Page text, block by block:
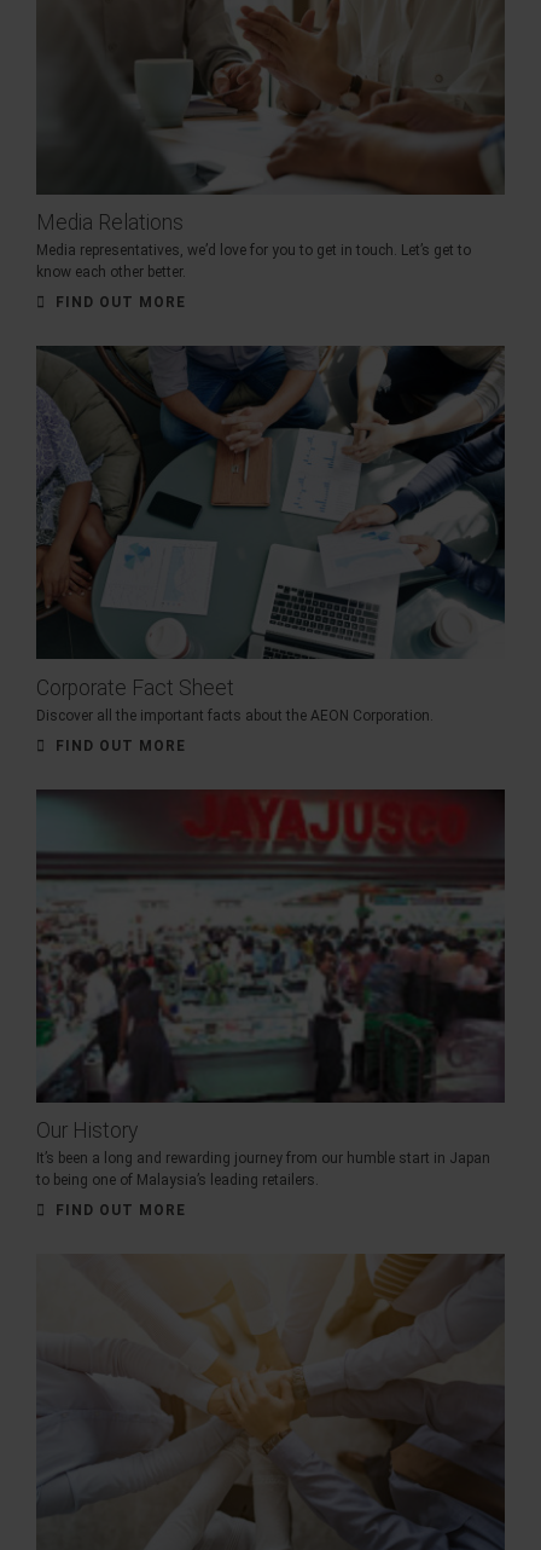
Media Relations
Media representatives, we’d love for you to get in touch. Let’s get to
know each other better.
FIND OUT MORE
Corporate Fact Sheet
Discover all the important facts about the AEON Corporation.
FIND OUT MORE
Our History
It’s been a long and rewarding journey from our humble start in Japan
to being one of Malaysia’s leading retailers.
FIND OUT MORE